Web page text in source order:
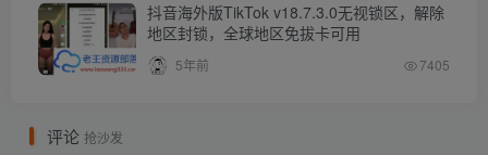
抖音海外版TikTok v18.7.3.0无视锁区，解除
地区封锁，全球地区免拔卡可用
5年前 7405
评论 抢沙发